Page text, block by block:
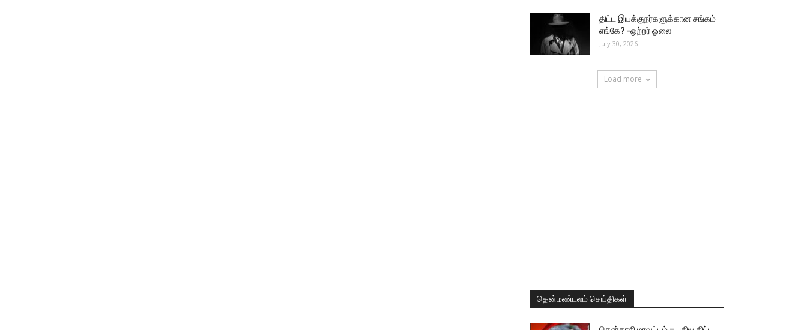
திட்ட இயக்குநர்களுக்கான சங்கம்
எங்கே? -ஒற்றர் ஓலை
July 30, 2026
Load more
தென்மண்டலம் செய்திகள்